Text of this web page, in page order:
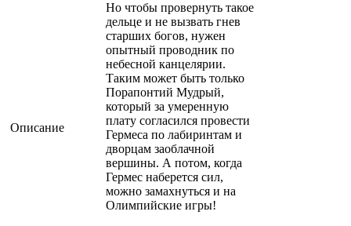
Описание
Но чтобы провернуть такое
дельце и не вызвать гнев
старших богов, нужен
опытный проводник по
небесной канцелярии.
Таким может быть только
Порапонтий Мудрый,
который за умеренную
плату согласился провести
Гермеса по лабиринтам и
дворцам заоблачной
вершины. А потом, когда
Гермес наберется сил,
можно замахнуться и на
Олимпийские игры!